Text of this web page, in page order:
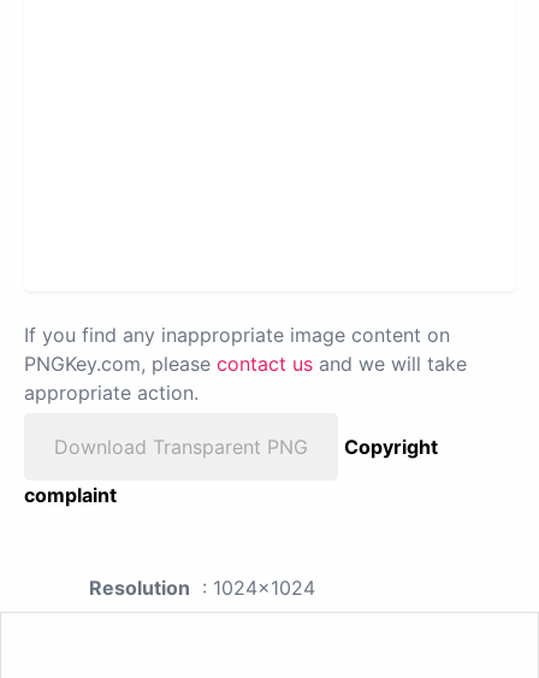
If you find any inappropriate image content on
PNGKey.com, please contact us and we will take
appropriate action.
Download Transparent PNG
Copyright
complaint
Resolution : 1024x1024